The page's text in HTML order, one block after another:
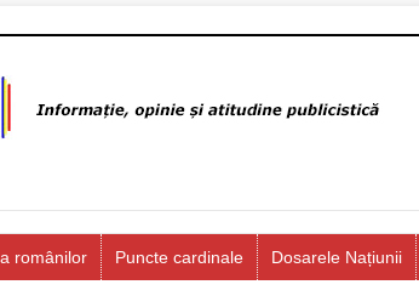
românilor Puncte cardinale Dosarele Națiunii